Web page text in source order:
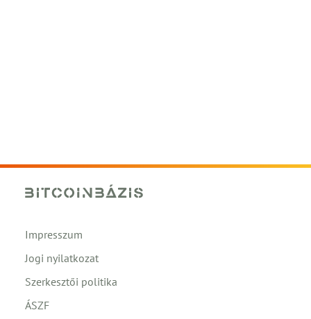
Impresszum
Jogi nyilatkozat
Szerkesztői politika
ÁSZF